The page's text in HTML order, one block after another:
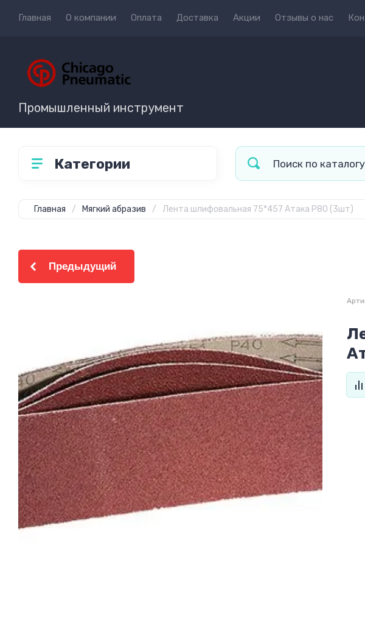
Главная О компании Оплата Доставка Акции Отзывы о нас
Промышленный инструмент
Категории
Главная / Мягкий абразив / Лента шлифовальная 75*457 Атака Р80 (3шт)
Предыдущий